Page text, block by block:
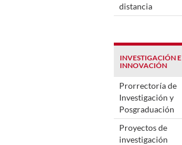
distancia
INVESTIGACIÓN E
INNOVACIÓN
Prorrectoría de
Investigación y
Posgraduación
Proyectos de
investigación